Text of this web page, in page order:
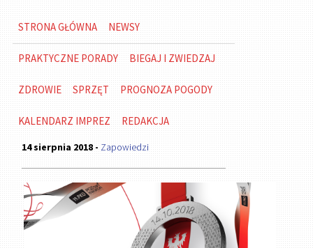
STRONA GŁÓWNA NEWSY
PRAKTYCZNE PORADY BIEGAJ I ZWIEDZAJ
ZDROWIE SPRZĘT PROGNOZA POGODY
KALENDARZ IMPREZ REDAKCJA
14 sierpnia 2018 - Zapowiedzi